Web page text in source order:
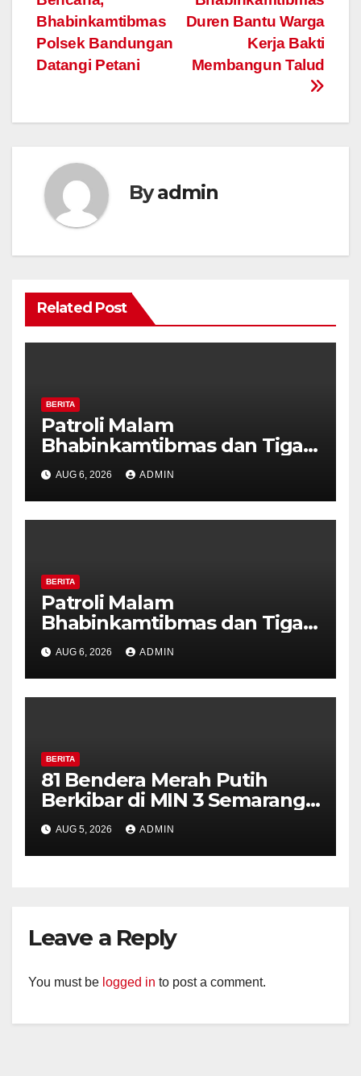
navigation
Duren Bantu Warga
Kerja Bakti
Membangun Talud
Bhabinkamtibmas
Polsek Bandungan
Datangi Petani
Byadmin
Related Post
BERITA
Patroli Malam
Bhabinkamtibmas dan Tiga
Pilar Kelurahan Ungaran
Perkuat Kamtibmas, Warga
Diajak Aktifkan Ronda
AUG 6, 2026 ADMIN
BERITA
Patroli Malam
Bhabinkamtibmas dan Tiga
Pilar Kelurahan Ungaran
Perkuat Kamtibmas, Warga
Diajak Aktifkan Ronda
AUG 6, 2026 ADMIN
BERITA
81 Bendera Merah Putih
Berkibar di MIN 3 Semarang,
Bhabinkamtibmas Desa
Timpik Hadiri Peringatan
HUT ke-81 Kemerdekaan RI
AUG 5, 2026 ADMIN
Leave a Reply
You must be logged in to post a comment.